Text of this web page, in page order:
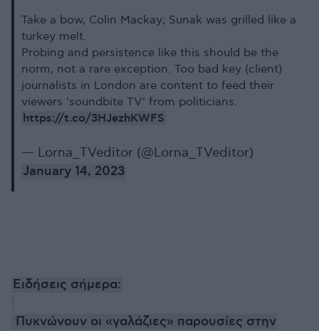
Take a bow, Colin Mackay; Sunak was grilled like a
turkey melt.
Probing and persistence like this should be the
norm, not a rare exception. Too bad key (client)
journalists in London are content to feed their
viewers 'soundbite TV' from politicians.
https://t.co/3HJezhKWFS
— Lorna_TVeditor (@Lorna_TVeditor)
January 14, 2023
Ειδήσεις σήμερα:
Πυκνώνουν οι «γαλάζιες» παρουσίες στην